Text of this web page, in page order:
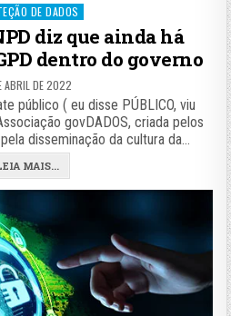
DE DADOS
diz que ainda há
dentro do governo
ABRIL DE 2022
público ( eu disse PÚBLICO, viu
govDADOS, criada pelos
disseminação da cultura da…
MAIS...